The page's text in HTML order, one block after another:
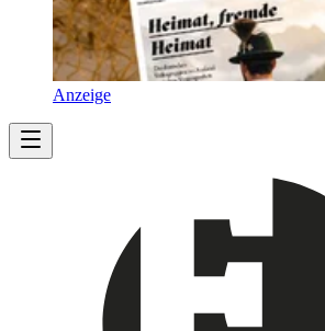
Anzeige